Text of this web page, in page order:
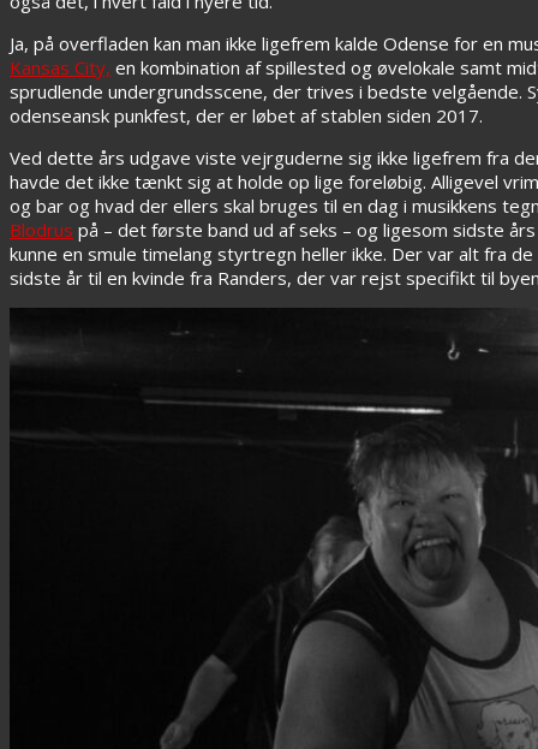
Ja, på overfladen kan man ikke ligefrem kalde Odense for en
Kansas City, en kombination af spillested og øvelokale samt
sprudlende undergrundsscene, der trives i bedste velgående.
odenseansk punkfest, der er løbet af stablen siden 2017.
Ved dette års udgave viste vejrguderne sig ikke ligefrem fra
havde det ikke tænkt sig at holde op lige foreløbig. Alligevel
og bar og hvad der ellers skal bruges til en dag i musikkens
Blodrus på – det første band ud af seks – og ligesom sidste
kunne en smule timelang styrtregn heller ikke. Der var alt fra
sidste år til en kvinde fra Randers, der var rejst specifikt til